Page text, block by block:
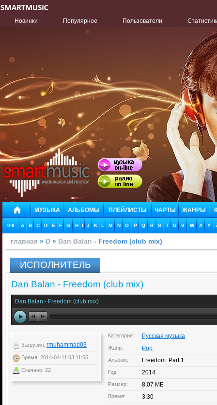
Новинки Популярное Пользователи
МУЗЫКА АЛЬБОМЫ ПЛЕЙЛИСТЫ ЧАРТЫ ЖАНРЫ
0-9 A B C D E F G H I J K L M N O P Q R S T U V W X Y
главная » D » Dan Balan - Freedom (club mix)
ИСПОЛНИТЕЛЬ
Dan Balan - Freedom (club mix)
Dan Balan - Freedom (club mix)
Загрузил: rmuhammad03
Время: 2014-04-11 03:11:55
Скачано: 22
Категория: Русская музыка
Жанр: Pop
Альбом: Freedom. Part 1
Год: 2014
Размер: 8,07 МБ
Время: 3:30